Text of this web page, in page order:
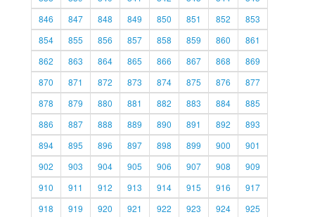
846
847 848 849 850 851 852
853
854
855 856 857 858 859 860
861
862
863 864 865 866 867 868
869
870
871 872 873 874 875 876
877
878
879 880 881 882 883 884
885
886
887 888 889 890 891 892
893
894
895 896 897 898 899 900
901
902
903 904 905 906 907 908
909
910
911 912 913 914 915 916
917
918
919 920 921 922 923 924
925